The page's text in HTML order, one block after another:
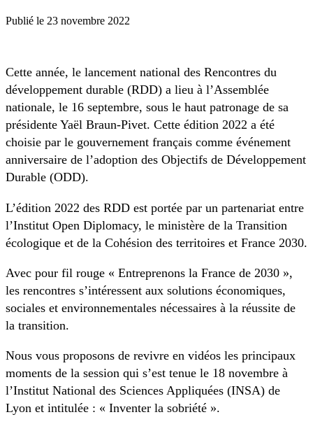
Publié le 23 novembre 2022
Cette année, le lancement national des Rencontres du
développement durable (RDD) a lieu à l’Assemblée
nationale, le 16 septembre, sous le haut patronage de sa
présidente Yaël Braun-Pivet. Cette édition 2022 a été
choisie par le gouvernement français comme événement
anniversaire de l’adoption des Objectifs de Développement
Durable (ODD).
L’édition 2022 des RDD est portée par un partenariat entre
l’Institut Open Diplomacy, le ministère de la Transition
écologique et de la Cohésion des territoires et France 2030.
Avec pour fil rouge « Entreprenons la France de 2030 »,
les rencontres s’intéressent aux solutions économiques,
sociales et environnementales nécessaires à la réussite de
la transition.
Nous vous proposons de revivre en vidéos les principaux
moments de la session qui s’est tenue le 18 novembre à
l’Institut National des Sciences Appliquées (INSA) de
Lyon et intitulée : « Inventer la sobriété ».